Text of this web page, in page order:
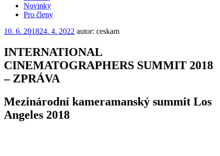
Novinky
Pro členy
Publikováno
10. 6. 201824. 4. 2022 autor: ceskam
INTERNATIONAL
CINEMATOGRAPHERS SUMMIT 2018
– ZPRÁVA
Mezinárodní kameramanský summit Los
Angeles 2018